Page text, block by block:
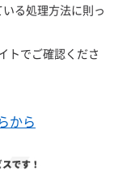
る処理方法に則っ
トでご確認くださ
から